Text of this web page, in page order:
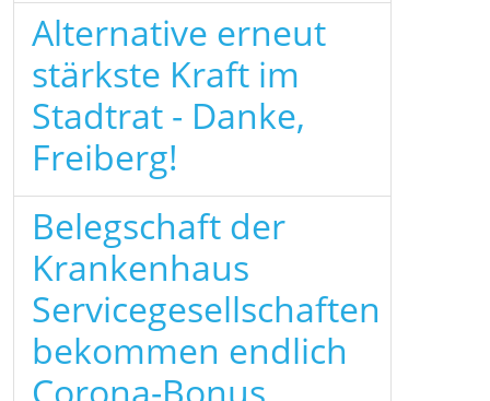
Alternative erneut
stärkste Kraft im
Stadtrat - Danke,
Freiberg!
Belegschaft der
Krankenhaus
Servicegesellschaften
bekommen endlich